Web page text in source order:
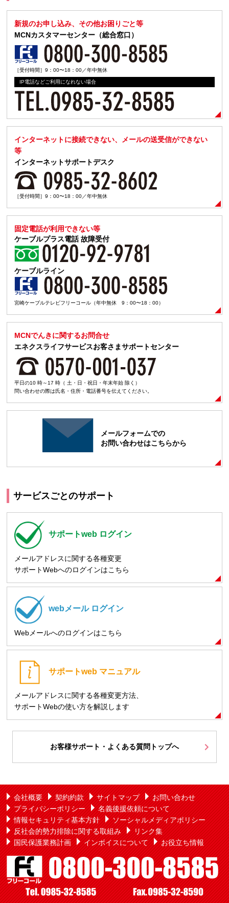
新規のお申し込み、その他お困りごと等
MCNカスタマーセンター（総合窓口）
［受付時間］9：00〜18：00／年中無休
IP電話などご利用になれない場合
インターネットに接続できない、メールの送受信ができない
等
インターネットサポートデスク
［受付時間］9：00〜18：00／年中無休
固定電話が利用できない等
ケーブルプラス電話故障受付
ケーブルライン
宮崎ケーブルテレビフリーコール（年中無休 9：00〜18：00）
MCNでんきに関するお問合せ
エネクスライフサービスお客さまサポートセンター
平日の10 時～17 時（ 土・日・祝日・年末年始 除く）
問い合わせの際は氏名・住所・電話番号を伝えてください。
メールフォームでの
お問い合わせはこちらから
サービスごとのサポート
サポートweb ログイン
メールアドレスに関する各種変更
サポートWebへのログインはこちら
webメールログイン
Webメールへのログインはこちら
サポートweb マニュアル
メールアドレスに関する各種変更方法、
サポートWebの使い方を解説します
お客様サポート・よくある質問トップへ
会社概要 契約約款 サイトマップ
お問い合わせ
プライバシーポリシー
名義後援依頼について
情報セキュリティ基本方針
ソーシャルメディアポリシー
反社会的勢力排除に関する取組み
リンク集
国民保護業務計画
インボイスについて お役立ち情報